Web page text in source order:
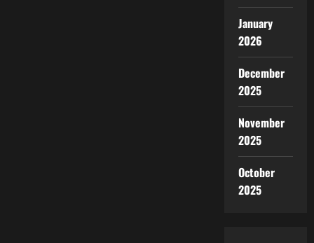
January
2026
December
2025
November
2025
October
2025